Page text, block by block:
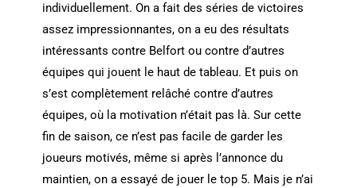
individuellement. On a fait des séries de victoires
assez impressionnantes, on a eu des résultats
intéressants contre Belfort ou contre d’autres
équipes qui jouent le haut de tableau. Et puis on
s’est complètement relâché contre d’autres
équipes, où la motivation n’était pas là. Sur cette
fin de saison, ce n’est pas facile de garder les
joueurs motivés, même si après l’annonce du
maintien, on a essayé de jouer le top 5. Mais je n’ai